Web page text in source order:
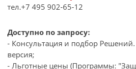
тел.+7 495 902-65-12
Доступно по запросу:
- Консультация и подбор Решений.
версия;
- Льготные цены (Программы: